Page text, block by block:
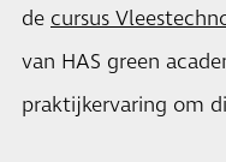
de cursus
van HAS green
praktijkervaring om